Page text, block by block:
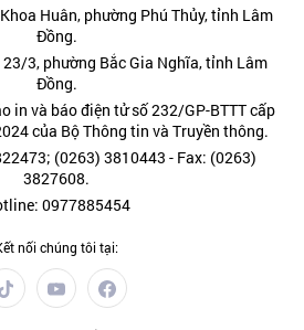
Huân, phường Phú Thủy, tỉnh Lâm
Đồng.
3, phường Bắc Gia Nghĩa, tỉnh Lâm
Đồng.
in và báo điện tử số 232/GP-BTTT cấp
của Bộ Thông tin và Truyền thông.
(0263) 3810443 - Fax: (0263)
3827608.
0977885454
nối chúng tôi tại: